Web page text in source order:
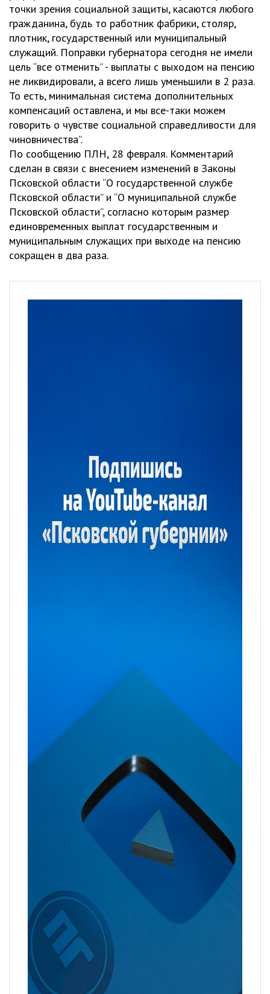
точки зрения социальной защиты, касаются любого
гражданина, будь то работник фабрики, столяр,
плотник, государственный или муниципальный
служащий. Поправки губернатора сегодня не имели
цель “все отменить” - выплаты с выходом на пенсию
не ликвидировали, а всего лишь уменьшили в 2 раза.
То есть, минимальная система дополнительных
компенсаций оставлена, и мы все-таки можем
говорить о чувстве социальной справедливости для
чиновничества”.
По сообщению ПЛН, 28 февраля. Комментарий
сделан в связи с внесением изменений в Законы
Псковской области “О государственной службе
Псковской области” и “О муниципальной службе
Псковской области”, согласно которым размер
единовременных выплат государственным и
муниципальным служащих при выходе на пенсию
сокращен в два раза.